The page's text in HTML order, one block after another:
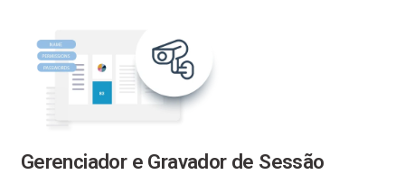
Gerenciador e Gravador de Sessão